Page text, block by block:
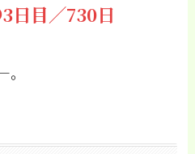
日目／730日